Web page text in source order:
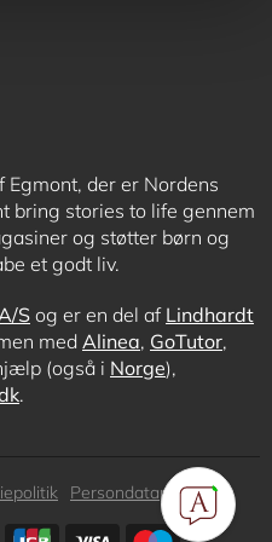
der er Nordens
bring stories to life gennem
og støtter børn og
et godt liv.
S og er en del af Lindhardt
med Alinea, GoTutor,
(også i Norge),
.
Persondatapolitik